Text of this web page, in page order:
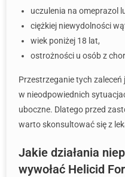
uczulenia na omeprazol
ciężkiej niewydolności
wiek poniżej 18 lat,
ostrożności u osób z
Przestrzeganie tych
w nieodpowiednich
uboczne. Dlatego przed
warto skonsultować się z
Jakie działania
wywołać Helicid